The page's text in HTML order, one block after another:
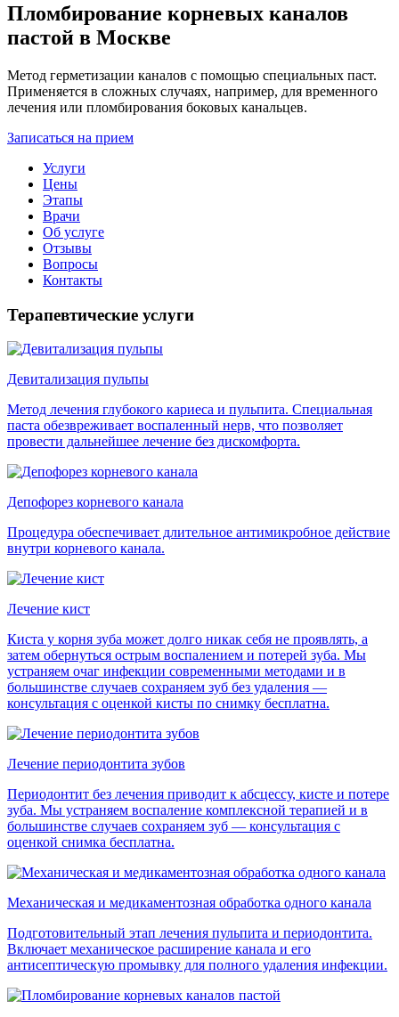
Пломбирование корневых каналов
пастой в Москве
Метод герметизации каналов с помощью специальных паст.
Применяется в сложных случаях, например, для временного
лечения или пломбирования боковых канальцев.
Записаться на прием
Услуги
Цены
Этапы
Врачи
Об услуге
Отзывы
Вопросы
Контакты
Терапевтические услуги
Девитализация пульпы
Метод лечения глубокого кариеса и пульпита. Специальная
паста обезвреживает воспаленный нерв, что позволяет
провести дальнейшее лечение без дискомфорта.
Депофорез корневого канала
Процедура обеспечивает длительное антимикробное действие
внутри корневого канала.
Лечение кист
Киста у корня зуба может долго никак себя не проявлять, а
затем обернуться острым воспалением и потерей зуба. Мы
устраняем очаг инфекции современными методами и в
большинстве случаев сохраняем зуб без удаления —
консультация с оценкой кисты по снимку бесплатна.
Лечение периодонтита зубов
Периодонтит без лечения приводит к абсцессу, кисте и потере
зуба. Мы устраняем воспаление комплексной терапией и в
большинстве случаев сохраняем зуб — консультация с
оценкой снимка бесплатна.
Механическая и медикаментозная обработка одного канала
Подготовительный этап лечения пульпита и периодонтита.
Включает механическое расширение канала и его
антисептическую промывку для полного удаления инфекции.